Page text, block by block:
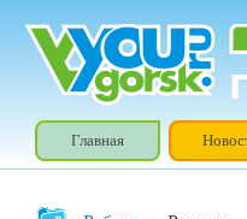
Главная